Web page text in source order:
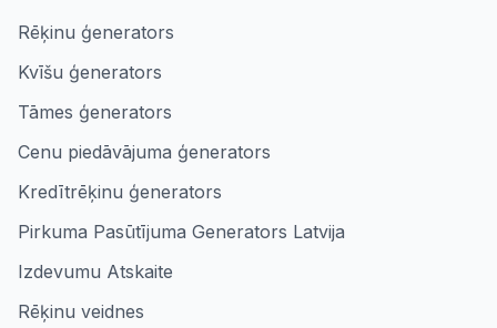
Rēķinu ģenerators
Kvīšu ģenerators
Tāmes ģenerators
Cenu piedāvājuma ģenerators
Kredītrēķinu ģenerators
Pirkuma Pasūtījuma Generators Latvija
Izdevumu Atskaite
Rēķinu veidnes